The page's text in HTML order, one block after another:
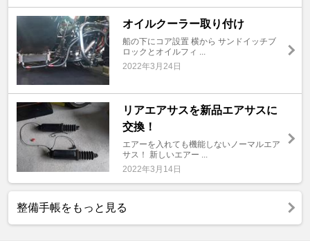
オイルクーラー取り付け
船の下にコア設置 横から サンドイッチブ
ロックとオイルフィ ...
2022年3月24日
リアエアサスを新品エアサスに
交換！
エアーを入れても機能しないノーマルエア
サス！ 新しいエアー ...
2022年3月14日
整備手帳をもっと見る